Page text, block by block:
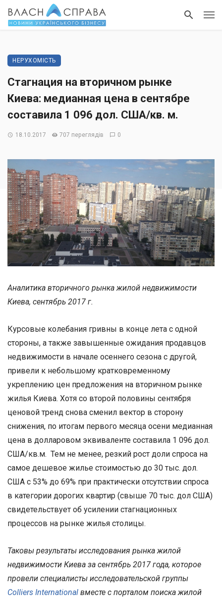
НЕРУХОМІСТЬ
Стагнация на вторичном рынке
Киева: медианная цена в сентябре
составила 1 096 дол. США/кв. м.
18.10.2017 707 переглядів 0
Аналитика вторичного рынка жилой недвижимости
Киева, сентябрь 2017 г.
Курсовые колебания гривны в конце лета с одной
стороны, а также завышенные ожидания продавцов
недвижимости в начале осеннего сезона с другой,
привели к небольшому кратковременному
укреплению цен предложения на вторичном рынке
жилья Киева. Хотя со второй половины сентября
ценовой тренд снова сменил вектор в сторону
снижения, по итогам первого месяца осени медианная
цена в долларовом эквиваленте составила 1 096 дол.
США/кв.м. Тем не менее, резкий рост доли спроса на
самое дешевое жилье стоимостью до 30 тыс. дол.
США с 53% до 69% при практически отсутствии спроса
в категории дорогих квартир (свыше 70 тыс. дол США)
свидетельствует об усилении стагнационных
процессов на рынке жилья столицы.
Таковы результаты исследования рынка жилой
недвижимости Киева за сентябрь 2017 года, которое
провели специалисты исследовательской группы
Colliers International вместе с порталом поиска жилой